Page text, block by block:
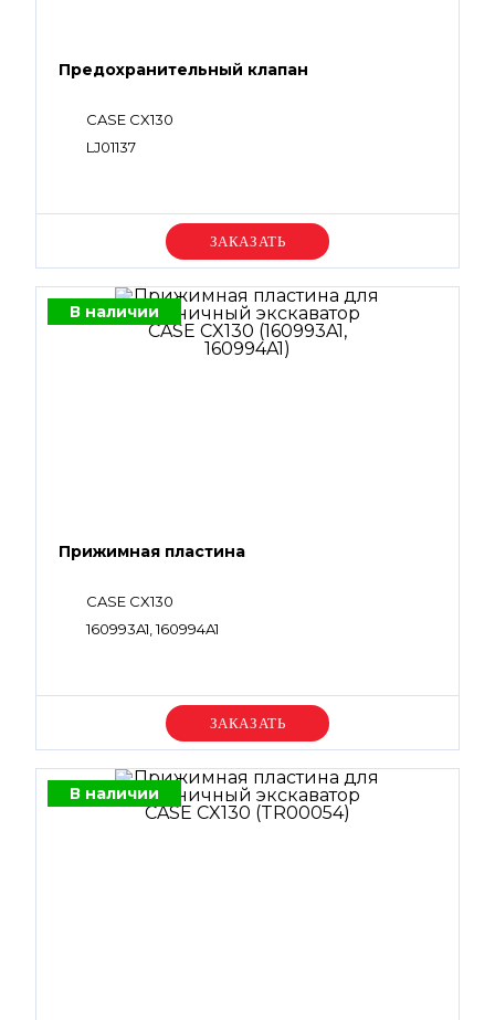
Предохранительный клапан
CASE CX130
LJ01137
Уточняйте цену
В наличии
Прижимная пластина
CASE CX130
160993A1, 160994A1
Уточняйте цену
В наличии